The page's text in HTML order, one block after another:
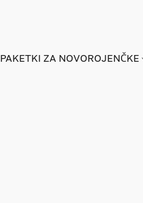
PAKETKI ZA NOVOROJENČKE